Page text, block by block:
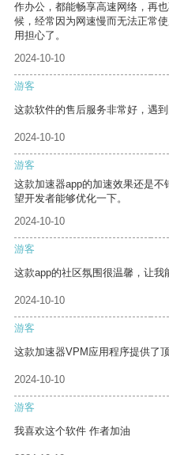
作办公，都能畅享高速网络，再
候，经常因为网速慢而无法正常
用担心了。
2024-10-10
游客
这款软件的售后服务非常好，遇
2024-10-10
游客
这款加速器app的加速效果还是
望开发者能够优化一下。
2024-10-10
游客
这款app的社区氛围很温馨，让我
2024-10-10
游客
这款加速器VPM应用程序提供了
2024-10-10
游客
我喜欢这个软件 作者加油